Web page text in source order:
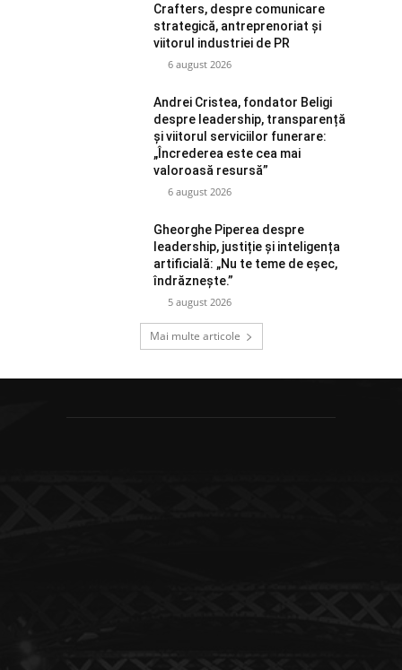
Crafters, despre comunicare
strategică, antreprenoriat și
viitorul industriei de PR
6 august 2026
Andrei Cristea, fondator Beligi
despre leadership, transparență
și viitorul serviciilor funerare:
„Încrederea este cea mai
valoroasă resursă”
6 august 2026
Gheorghe Piperea despre
leadership, justiție și inteligența
artificială: „Nu te teme de eșec,
îndrăznește.”
5 august 2026
Mai multe articole